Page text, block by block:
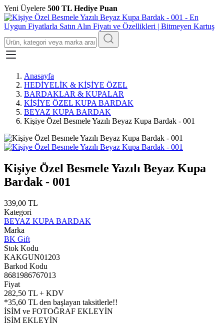
Yeni Üyelere 500 TL Hediye Puan
Anasayfa
HEDİYELİK & KİŞİYE ÖZEL
BARDAKLAR & KUPALAR
KİŞİYE ÖZEL KUPA BARDAK
BEYAZ KUPA BARDAK
Kişiye Özel Besmele Yazılı Beyaz Kupa Bardak - 001
Kişiye Özel Besmele Yazılı Beyaz Kupa
Bardak - 001
339,00 TL
Kategori
BEYAZ KUPA BARDAK
Marka
BK Gift
Stok Kodu
KAKGUN01203
Barkod Kodu
8681986767013
Fiyat
282,50 TL + KDV
*35,60 TL den başlayan taksitlerle!!
İSİM ve FOTOĞRAF EKLEYİN
İSİM EKLEYİN